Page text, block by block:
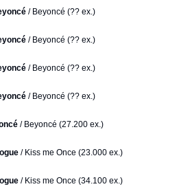
/ Beyoncé (?? ex.)
/ Beyoncé (?? ex.)
/ Beyoncé (?? ex.)
/ Beyoncé (?? ex.)
/ Beyoncé (27.200 ex.)
/ Kiss me Once (23.000 ex.)
/ Kiss me Once (34.100 ex.)